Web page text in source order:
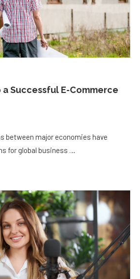
Successful E-Commerce
between major economies have
for global business …